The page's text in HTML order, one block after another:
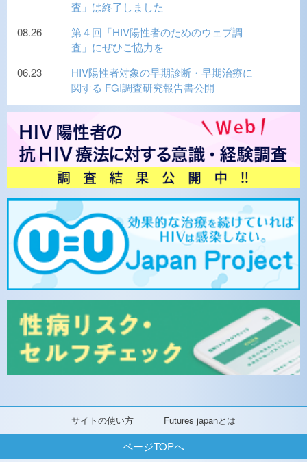
サイトの使い方 Futures japanとは
査」は終了しました
08.26
第４回「HIV陽性者のためのウェブ調
査」にぜひご協力を
06.23
HIV陽性者対象の早期診断・早期治療に
関する FGI調査研究報告書公開
ページTOPへ